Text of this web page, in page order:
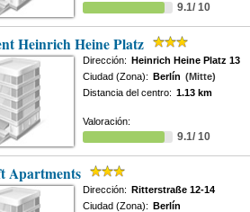
9.1/ 10
Heinrich Heine Platz
Dirección: Heinrich Heine Platz 13
Ciudad (Zona): Berlín (Mitte)
Distancia del centro: 1.13 km
Valoración:
9.1/ 10
Apartments
Dirección: Ritterstraße 12-14
Ciudad (Zona): Berlín